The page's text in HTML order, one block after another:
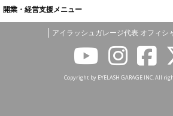
開業・経営支援メニュー
アイラッシュガレージ代表 オフィシ
Copyright by EYELASH GARAGE INC. All